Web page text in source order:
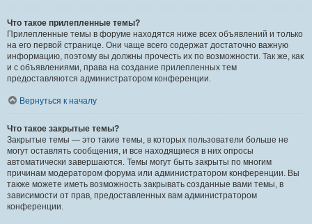
Что такое прилепленные темы?
Прилепленные темы в форуме находятся ниже всех объявлений и только
на его первой странице. Они чаще всего содержат достаточно важную
информацию, поэтому вы должны прочесть их по возможности. Так же, как
и с объявлениями, права на создание прилепленных тем
предоставляются администратором конференции.
Вернуться к началу
Что такое закрытые темы?
Закрытые темы — это такие темы, в которых пользователи больше не
могут оставлять сообщения, и все находящиеся в них опросы
автоматически завершаются. Темы могут быть закрыты по многим
причинам модератором форума или администратором конференции. Вы
также можете иметь возможность закрывать созданные вами темы, в
зависимости от прав, предоставленных вам администратором
конференции.